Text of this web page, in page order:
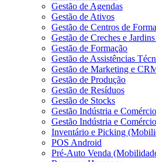
Gestão de Agendas
Gestão de Ativos
Gestão de Centros de
Gestão de Creches e
Gestão de Formação
Gestão de Assistências
Gestão de Marketing e
Gestão de Produção
Gestão de Resíduos
Gestão de Stocks
Gestão Indústria e
Gestão Indústria e
Inventário e Picking
POS Android
Pré-Auto Venda